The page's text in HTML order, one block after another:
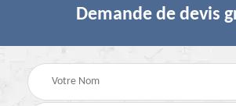
Demande de devis